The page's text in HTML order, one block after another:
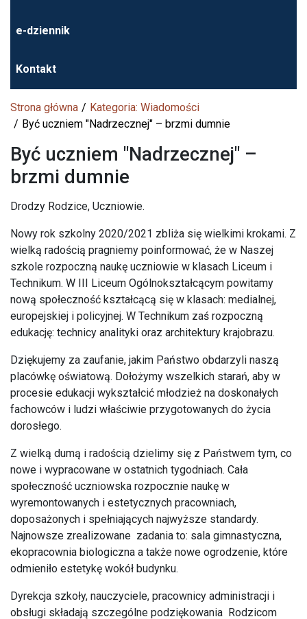
e-dziennik
Kontakt
Strona główna
Kategoria: Wiadomości
Być uczniem "Nadrzecznej" – brzmi dumnie
Być uczniem "Nadrzecznej" –
brzmi dumnie
Drodzy Rodzice, Uczniowie.
Nowy rok szkolny 2020/2021 zbliża się wielkimi krokami. Z
wielką radością pragniemy poinformować, że w Naszej
szkole rozpoczną naukę uczniowie w klasach Liceum i
Technikum. W III Liceum Ogólnokształcącym powitamy
nową społeczność kształcącą się w klasach: medialnej,
europejskiej i policyjnej. W Technikum zaś rozpoczną
edukację: technicy analityki oraz architektury krajobrazu.
Dziękujemy za zaufanie, jakim Państwo obdarzyli naszą
placówkę oświatową. Dołożymy wszelkich starań, aby w
procesie edukacji wykształcić młodzież na doskonałych
fachowców i ludzi właściwie przygotowanych do życia
dorosłego.
Z wielką dumą i radością dzielimy się z Państwem tym, co
nowe i wypracowane w ostatnich tygodniach. Cała
społeczność uczniowska rozpocznie naukę w
wyremontowanych i estetycznych pracowniach,
doposażonych i spełniających najwyższe standardy.
Najnowsze zrealizowane zadania to: sala gimnastyczna,
ekopracownia biologiczna a także nowe ogrodzenie, które
odmieniło estetykę wokół budynku.
Dyrekcja szkoły, nauczyciele, pracownicy administracji i
obsługi składają szczególne podziękowania Rodzicom